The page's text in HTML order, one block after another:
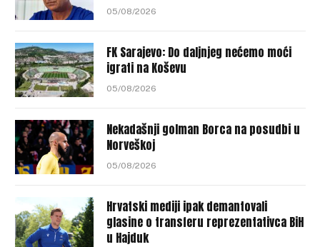
05/08/2026
FK Sarajevo: Do daljnjeg nećemo moći
igrati na Koševu
05/08/2026
Nekadašnji golman Borca na posudbi u
Norveškoj
05/08/2026
Hrvatski mediji ipak demantovali
glasine o transferu reprezentativca BiH
u Hajduk